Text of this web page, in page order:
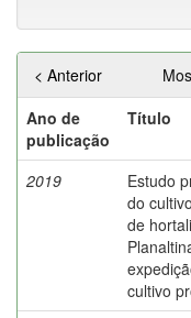
< Anterior
Ano de
publicação
Título
2019
Estudo
do
de
cultivo